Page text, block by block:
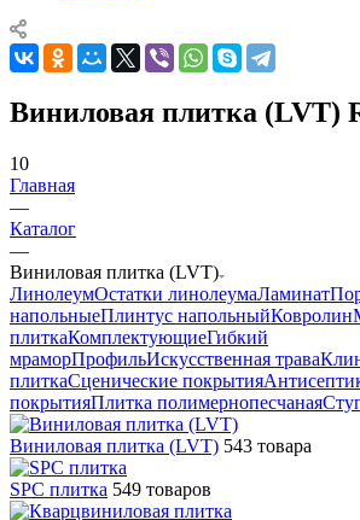
Виниловая плитка (LVT)
10
Главная
—
Каталог
—
Виниловая плитка (LVT)
ЛинолеумОстатки линолеумаЛаминат
напольныеПлинтус напольныйКовролин
плиткаКомплектующиеГибкий
мраморПрофильИскусственная трава
плиткаСценические покрытия
покрытияПлитка полимернопесчаная
Виниловая плитка (LVT) 543 товара
SPC плитка 549 товаров